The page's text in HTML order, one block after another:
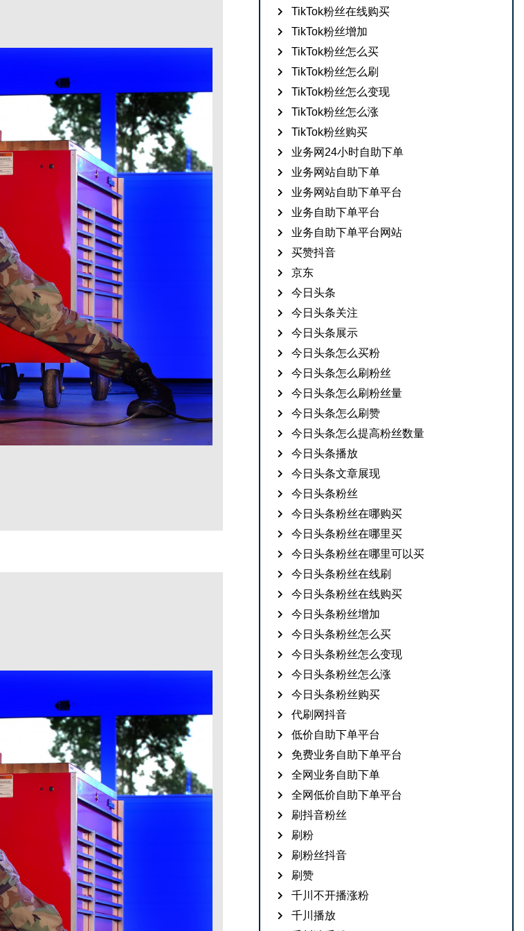
TikTok粉丝在线购买
TikTok粉丝增加
TikTok粉丝怎么买
TikTok粉丝怎么刷
TikTok粉丝怎么变现
TikTok粉丝怎么涨
TikTok粉丝购买
业务网24小时自助下单
业务网站自助下单
业务网站自助下单平台
业务自助下单平台
业务自助下单平台网站
买赞抖音
京东
今日头条
今日头条关注
今日头条展示
今日头条怎么买粉
今日头条怎么刷粉丝
今日头条怎么刷粉丝量
今日头条怎么刷赞
今日头条怎么提高粉丝数量
今日头条播放
今日头条文章展现
今日头条粉丝
今日头条粉丝在哪购买
今日头条粉丝在哪里买
今日头条粉丝在哪里可以买
今日头条粉丝在线刷
今日头条粉丝在线购买
今日头条粉丝增加
今日头条粉丝怎么买
今日头条粉丝怎么变现
今日头条粉丝怎么涨
今日头条粉丝购买
代刷网抖音
低价自助下单平台
免费业务自助下单平台
全网业务自助下单
全网低价自助下单平台
刷抖音粉丝
刷粉
刷粉丝抖音
刷赞
千川不开播涨粉
千川播放